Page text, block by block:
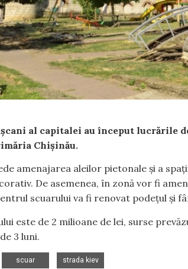
al capitalei au început lucrările
Chișinău.
amenajarea aleilor pietonale și a
De asemenea, în zonă vor fi
scuarului va fi renovat podețul și
este de 2 milioane de lei, surse
3 luni.
scuar
strada kiev